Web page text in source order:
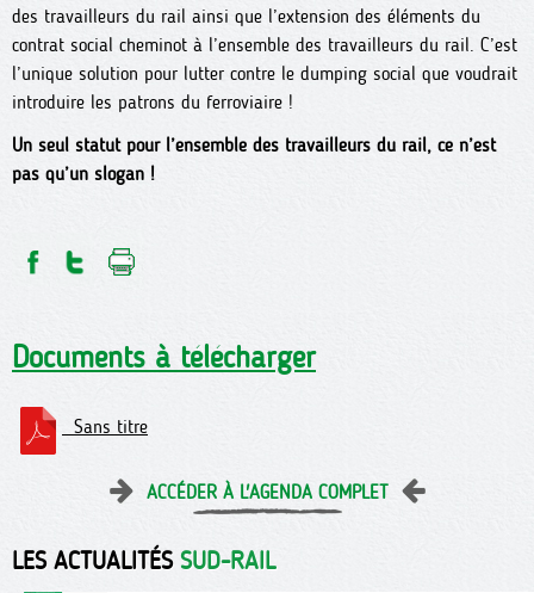
des travailleurs du rail ainsi que l’extension des éléments du
contrat social cheminot à l’ensemble des travailleurs du rail. C’est
l’unique solution pour lutter contre le dumping social que voudrait
introduire les patrons du ferroviaire !
Un seul statut pour l’ensemble des travailleurs du rail, ce n’est
pas qu’un slogan !
Documents à télécharger
Sans titre
ACCÉDER À L'AGENDA COMPLET
LES ACTUALITÉS SUD-RAIL